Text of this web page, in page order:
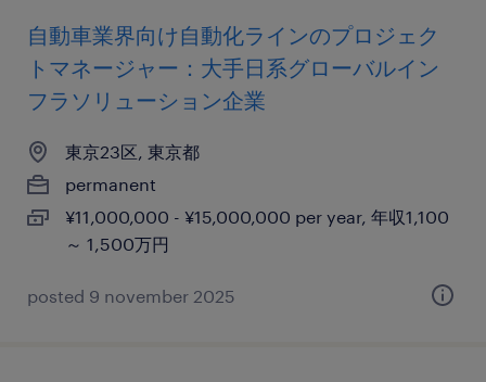
自動車業界向け自動化ラインのプロジェク
トマネージャー：大手日系グローバルイン
フラソリューション企業
東京23区, 東京都
permanent
¥11,000,000 - ¥15,000,000 per year, 年収1,100
～ 1,500万円
posted 9 november 2025